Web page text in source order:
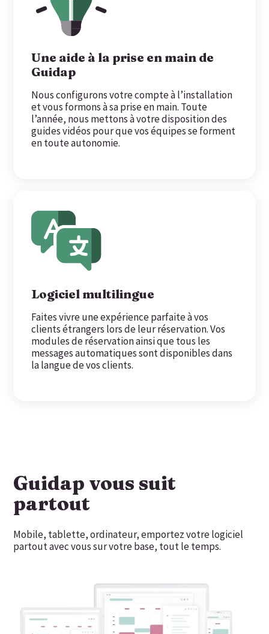
Une aide à la prise en main de
Guidap
Nous configurons votre compte à l’installation
et vous formons à sa prise en main. Toute
l’année, nous mettons à votre disposition des
guides vidéos pour que vos équipes se forment
en toute autonomie.
Logiciel multilingue
Faites vivre une expérience parfaite à vos
clients étrangers lors de leur réservation. Vos
modules de réservation ainsi que tous les
messages automatiques sont disponibles dans
la langue de vos clients.
Guidap vous suit
partout
Mobile, tablette, ordinateur, emportez votre logiciel
partout avec vous sur votre base, tout le temps.